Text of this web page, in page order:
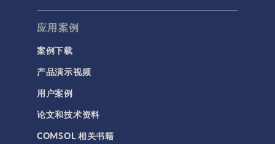
带电粒子追踪
波动光学
等离子体物理
科学新闻
结构 & 声学
MEMS & 压电器件
应用案例
案例下载
产品演示视频
用户案例
论文和技术资料
COMSOL 相关书籍